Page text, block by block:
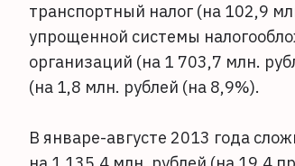
транспортный налог (на 102,9
упрощенной системы
организаций (на 1 703,7 млн.
(на 1,8 млн. рублей (на 8,9%).
В январе-августе 2013 года